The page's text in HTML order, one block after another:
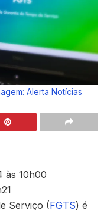
Alerta Notícias
às 10h00
Serviço (FGTS) é